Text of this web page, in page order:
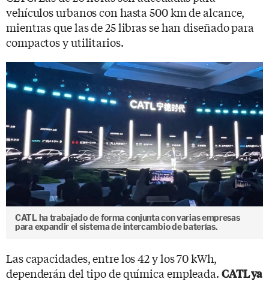
vehículos urbanos con hasta 500 km de alcance,
mientras que las de 25 libras se han diseñado para
compactos y utilitarios.
CATL ha trabajado de forma conjunta con varias empresas
para expandir el sistema de intercambio de baterías.
Las capacidades, entre los 42 y los 70 kWh,
dependerán del tipo de química empleada. CATL ya